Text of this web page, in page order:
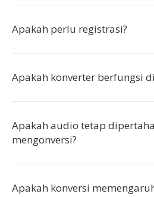
Apakah perlu registrasi?
Apakah konverter berfungsi
Apakah audio tetap
mengonversi?
Apakah konversi